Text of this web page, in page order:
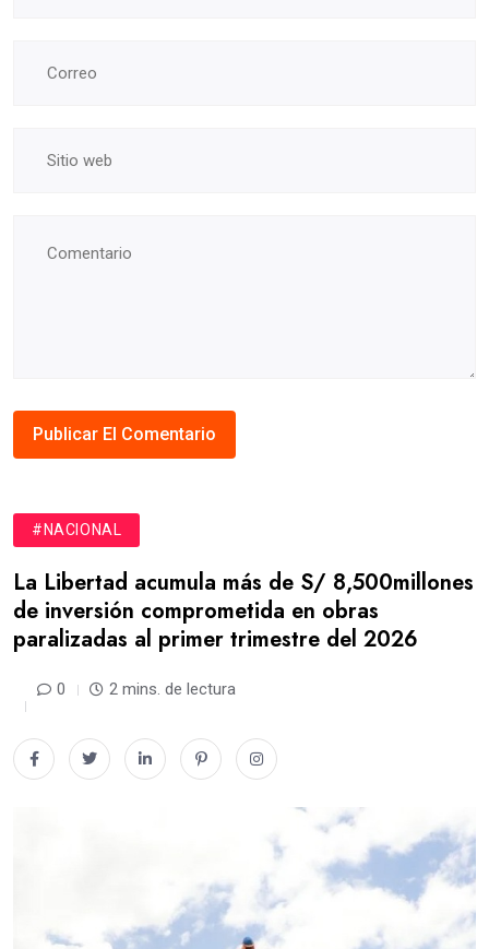
#NACIONAL
La Libertad acumula más de S/ 8,500millones
de inversión comprometida en obras
paralizadas al primer trimestre del 2026
0 2 mins. de lectura